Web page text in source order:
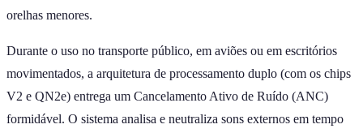
orelhas menores.
Durante o uso no transporte público, em aviões ou em escritórios
movimentados, a arquitetura de processamento duplo (com os chips
V2 e QN2e) entrega um Cancelamento Ativo de Ruído (ANC)
formidável. O sistema analisa e neutraliza sons externos em tempo